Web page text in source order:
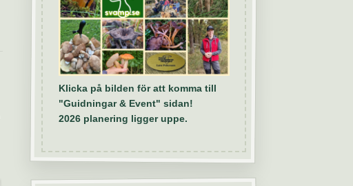
Klicka på bilden för att komma till
"Guidningar & Event" sidan!
2026 planering ligger uppe.